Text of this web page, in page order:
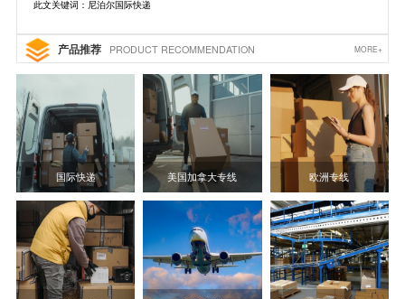
此文关键词：尼泊尔国际快递
产品推荐 PRODUCT RECOMMENDATION MORE+
国际快递 美国加拿大专线 欧洲专线